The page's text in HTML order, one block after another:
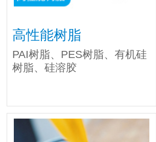
高性能树脂
PAI树脂、PES树脂、有机硅
树脂、硅溶胶